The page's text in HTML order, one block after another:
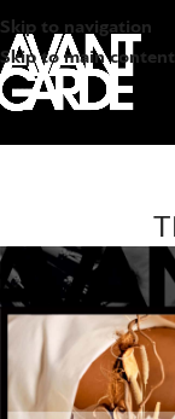
Skip to navigation
Skip to main content